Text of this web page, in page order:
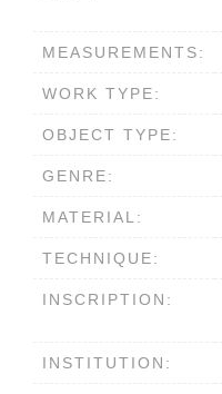
MEASUREMENTS:
WORK TYPE:
OBJECT TYPE:
GENRE:
MATERIAL:
TECHNIQUE:
INSCRIPTION:
INSTITUTION: